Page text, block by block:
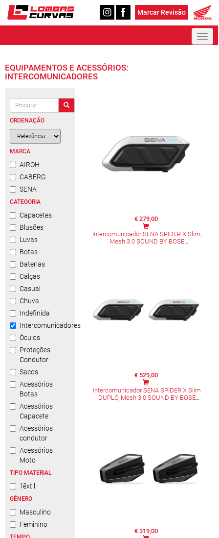
Marcar Revisão
EQUIPAMENTOS E ACESSÓRIOS:
INTERCOMUNICADORES
ORDENAÇÃO
MARCA
AIROH
CABERG
SENA
CATEGORIA
Capacetes
Blusões
Luvas
Botas
Baterias
Calças
Casual
Chuva
Indefinida
Intercomunicadores
Óculos
Proteções
Condutor
Sacos
Acessórios
Botas
Acessórios
Capacete
Acessórios
condutor
Acessórios
Moto
TIPO MATERIAL
Têxtil
GÉNERO
Masculino
Feminino
€ 279,00
Intercomunicador SENA SPIDER X Slim,
Mesh 3.0 SOUND BY BOSE
€ 529,00
Intercomunicador SENA SPIDER X Slim
DUPLO, Mesh 3.0 SOUND BY BOSE
€ 319,00